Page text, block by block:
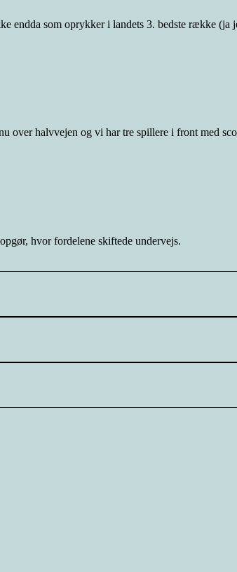
endda som oprykker i landets 3. bedste række
over halvvejen og vi har tre spillere i front med
hvor fordelene skiftede undervejs.